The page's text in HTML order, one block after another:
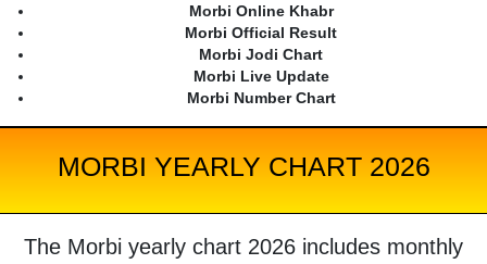
Morbi Online Khabr
Morbi Official Result
Morbi Jodi Chart
Morbi Live Update
Morbi Number Chart
MORBI YEARLY CHART 2026
The Morbi yearly chart 2026 includes monthly